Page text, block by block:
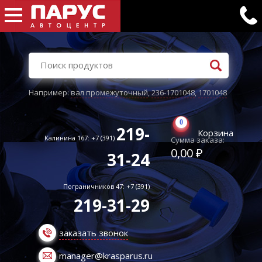
Например:вал промежуточный,236-1701048,1701048
Калинина 167: +7 (391) 219-
31-24
Пограничников 47: +7 (391)
219-31-29
заказать звонок
manager@krasparus.ru
0
Корзина
Сумма заказа:
0,00 ₽